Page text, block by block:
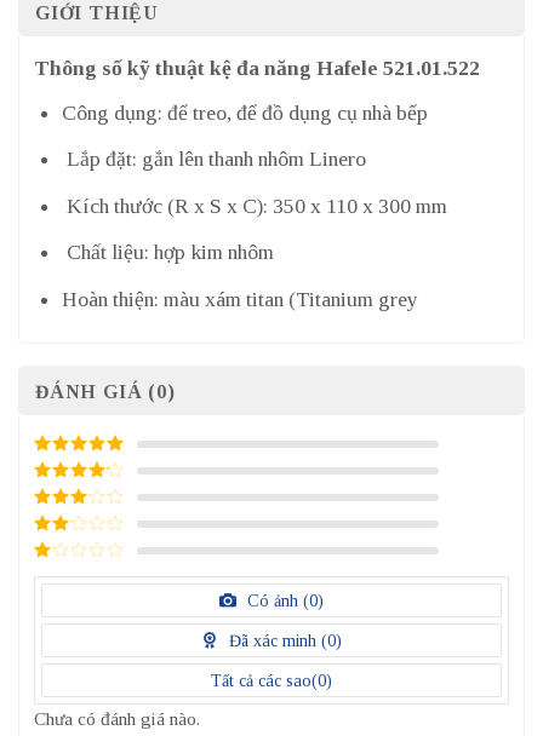
GIỚI THIỆU
Thông số kỹ thuật kệ đa năng Hafele 521.01.522
Công dụng: để treo, để đồ dụng cụ nhà bếp
Lắp đặt: gắn lên thanh nhôm Linero
Kích thước (R x S x C): 350 x 110 x 300 mm
Chất liệu: hợp kim nhôm
Hoàn thiện: màu xám titan (Titanium grey
ĐÁNH GIÁ (0)
5/ 5 điểm
4/ 5
điểm
3/ 5
điểm
2/
điểm
1
điểm
Có ảnh (0)
Đã xác minh (0)
Tất cả các sao(0)
Chưa có đánh giá nào.